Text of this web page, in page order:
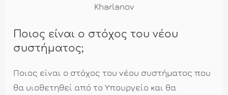
Kharlanov
Ποιος είναι ο στόχος του νέου
συστήματος;
Ποιος είναι ο στόχος του νέου συστήματος που
θα υιοθετηθεί από το Υπουργείο και θα